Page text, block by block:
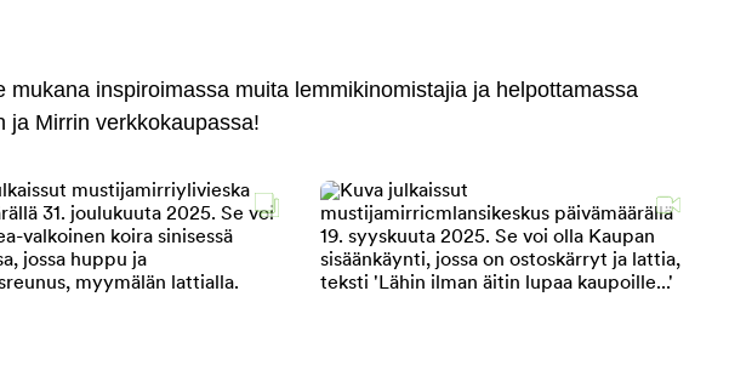
inspiroimassa muita lemmikinomistajia ja helpottamassa
ja Mirrin verkkokaupassa!